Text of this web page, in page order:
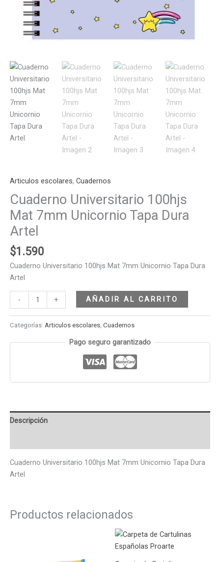
Articulos escolares, Cuadernos
Cuaderno Universitario 100hjs
Mat 7mm Unicornio Tapa Dura
Artel
$1.590
Cuaderno Universitario 100hjs Mat 7mm Unicornio Tapa Dura
Artel
- + AÑADIR AL CARRITO
Categorías: Articulos escolares Cuadernos
Pago seguro garantizado
Descripción
Cuaderno Universitario 100hjs Mat 7mm Unicornio Tapa Dura
Artel
Productos relacionados